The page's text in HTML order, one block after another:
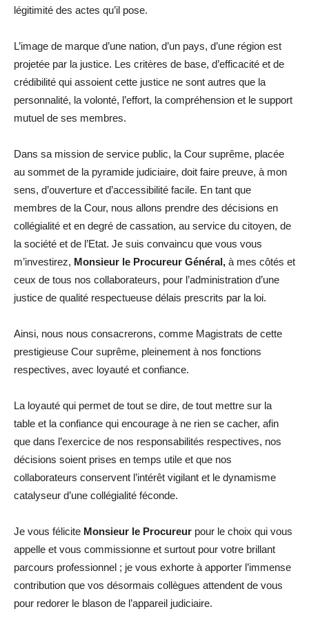
légitimité des actes qu’il pose.
L’image de marque d’une nation, d’un pays, d’une région est
projetée par la justice. Les critères de base, d’efficacité et de
crédibilité qui assoient cette justice ne sont autres que la
personnalité, la volonté, l’effort, la compréhension et le support
mutuel de ses membres.
Dans sa mission de service public, la Cour suprême, placée
au sommet de la pyramide judiciaire, doit faire preuve, à mon
sens, d’ouverture et d’accessibilité facile. En tant que
membres de la Cour, nous allons prendre des décisions en
collégialité et en degré de cassation, au service du citoyen, de
la société et de l’Etat. Je suis convaincu que vous vous
m’investirez, Monsieur le Procureur Général, à mes côtés et
ceux de tous nos collaborateurs, pour l’administration d’une
justice de qualité respectueuse délais prescrits par la loi.
Ainsi, nous nous consacrerons, comme Magistrats de cette
prestigieuse Cour suprême, pleinement à nos fonctions
respectives, avec loyauté et confiance.
La loyauté qui permet de tout se dire, de tout mettre sur la
table et la confiance qui encourage à ne rien se cacher, afin
que dans l’exercice de nos responsabilités respectives, nos
décisions soient prises en temps utile et que nos
collaborateurs conservent l’intérêt vigilant et le dynamisme
catalyseur d’une collégialité féconde.
Je vous félicite Monsieur le Procureur pour le choix qui vous
appelle et vous commissionne et surtout pour votre brillant
parcours professionnel ; je vous exhorte à apporter l’immense
contribution que vos désormais collègues attendent de vous
pour redorer le blason de l’appareil judiciaire.